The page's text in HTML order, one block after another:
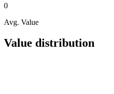
0
Avg. Value
Value distribution